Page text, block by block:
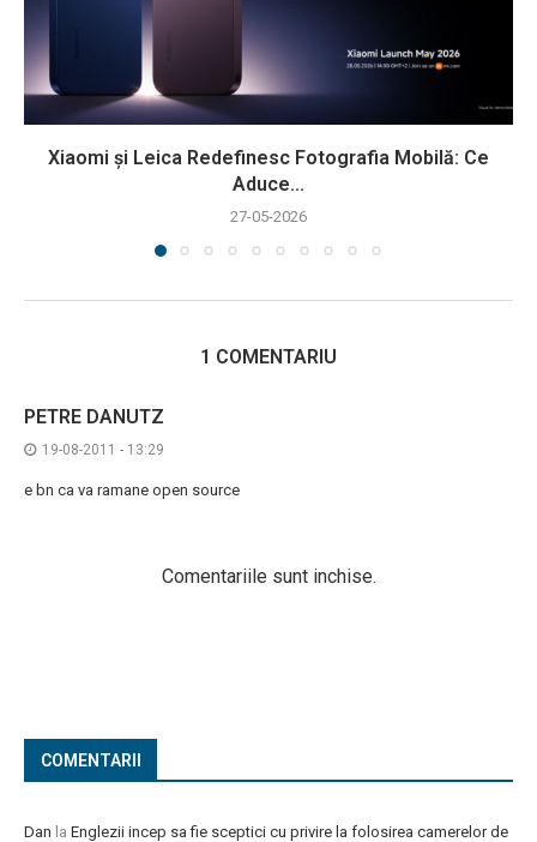
Xiaomi și Leica Redefinesc Fotografia Mobilă: Ce
Aduce...
27-05-2026
1 COMENTARIU
PETRE DANUTZ
19-08-2011 - 13:29
e bn ca va ramane open source
Comentariile sunt inchise.
COMENTARII
Dan la Englezii incep sa fie sceptici cu privire la folosirea camerelor de